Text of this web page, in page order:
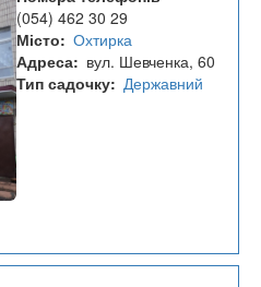
(054) 462 30 29
Місто
Охтирка
Адреса
вул. Шевченка, 60
Тип садочку Державний